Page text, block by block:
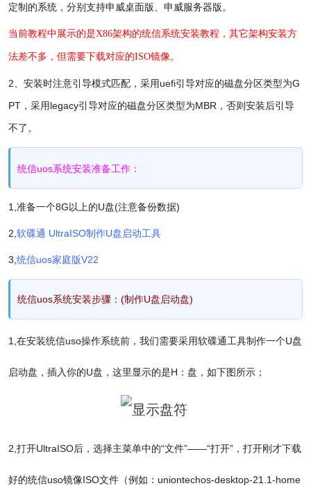
定制的系统，分别支持申威桌面版、申威服务器版。
当前教程中展示的是X86架构的统信系统安装教程，其它架构安装方
法差不多，但需要下载对应的ISO镜像。
2、安装时注意引导模式匹配，采用uefi引导对应的磁盘分区类型为G
PT，采用legacy引导对应的磁盘分区类型为MBR，否则安装后引导
不了。
统信uos系统安装准备工作：
1,准备一个8G以上的U盘(注意备份数据)
2,软碟通 UltraISO制作U盘启动工具
3,统信uos家庭版V22
统信uos系统安装步骤：(制作U盘启动盘)
1,在安装统信uso操作系统前，我们需要采用软碟通工具制作一个U盘
启动盘，插入你的U盘，这里显示的是H：盘，如下图所示；
2,打开UltraISO后，选择主菜单中的“文件”——“打开”，打开刚才下载
好的统信uso镜像ISO文件（例如：uniontechos-desktop-21.1-home